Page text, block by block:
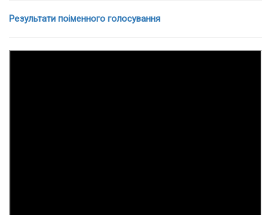
Результати поіменного голосування